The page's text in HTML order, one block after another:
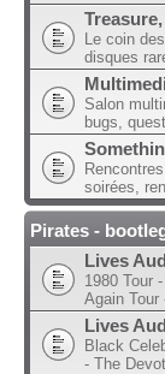
Le coin
disques
Salon
bugs,
soirées,
Pirates -
Lives
1980 Tour
Again Tour
Lives
Black
- The